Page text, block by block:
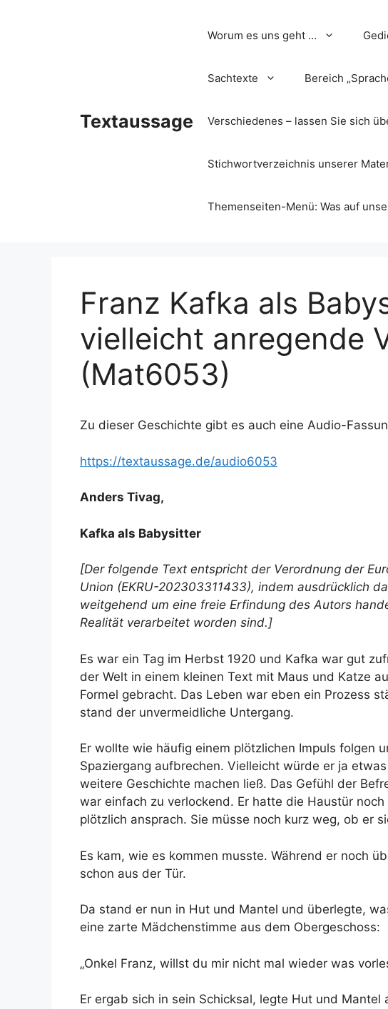
Textaussage
Worum es uns geht …
Sachtexte Bereich
Verschiedenes – lassen Sie sich
Stichwortverzeichnis unserer
Themenseiten-Menü: Was auf
Franz Kafka als
vielleicht anregende
(Mat6053)
Zu dieser Geschichte gibt es auch eine Audio-
https://textaussage.de/audio6053
Anders Tivag,
Kafka als Babysitter
[Der folgende Text entspricht der Verordnung der
Union (EKRU-202303311433), indem ausdrücklich
weitgehend um eine freie Erfindung des Autors
Realität verarbeitet worden sind.]
Es war ein Tag im Herbst 1920 und Kafka war gut
der Welt in einem kleinen Text mit Maus und Katze
Formel gebracht. Das Leben war eben ein Prozess
stand der unvermeidliche Untergang.
Er wollte wie häufig einem plötzlichen Impuls folgen
Spaziergang aufbrechen. Vielleicht würde er ja
weitere Geschichte machen ließ. Das Gefühl der
war einfach zu verlockend. Er hatte die Haustür
plötzlich ansprach. Sie müsse noch kurz weg, ob er
Es kam, wie es kommen musste. Während er noch
schon aus der Tür.
Da stand er nun in Hut und Mantel und überlegte,
eine zarte Mädchenstimme aus dem Obergeschoss:
„Onkel Franz, willst du mir nicht mal wieder was
Er ergab sich in sein Schicksal, legte Hut und